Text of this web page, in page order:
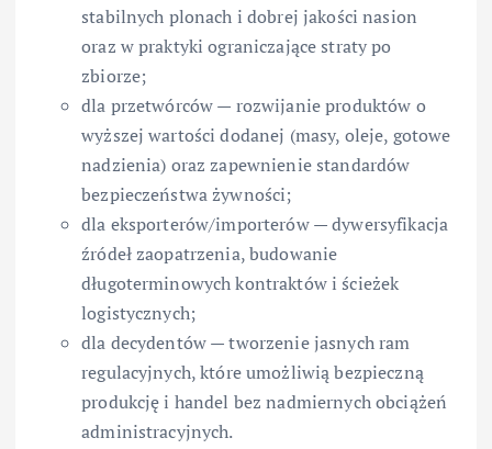
stabilnych plonach i dobrej jakości nasion
oraz w praktyki ograniczające straty po
zbiorze;
dla przetwórców — rozwijanie produktów o
wyższej wartości dodanej (masy, oleje, gotowe
nadzienia) oraz zapewnienie standardów
bezpieczeństwa żywności;
dla eksporterów/importerów — dywersyfikacja
źródeł zaopatrzenia, budowanie
długoterminowych kontraktów i ścieżek
logistycznych;
dla decydentów — tworzenie jasnych ram
regulacyjnych, które umożliwią bezpieczną
produkcję i handel bez nadmiernych obciążeń
administracyjnych.